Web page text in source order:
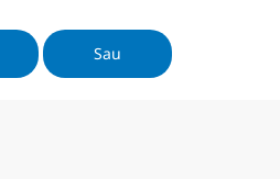
cho cơ thể. Tuy nhiên, để giữ được
chất dinh dưỡng trong nước ép
hoa quả, việc bảo quản đúng cách
Sau